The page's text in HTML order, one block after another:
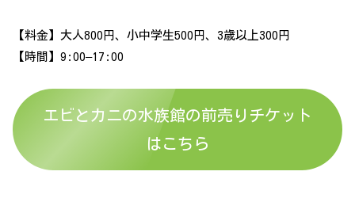
【料金】大人800円、小中学生500円、3歳以上300円
【時間】9:00–17:00
エビとカニの水族館の前売りチケット
はこちら